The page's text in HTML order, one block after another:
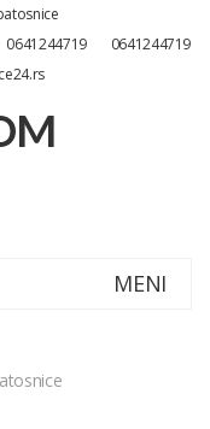
0641244719
0641244719
MENI